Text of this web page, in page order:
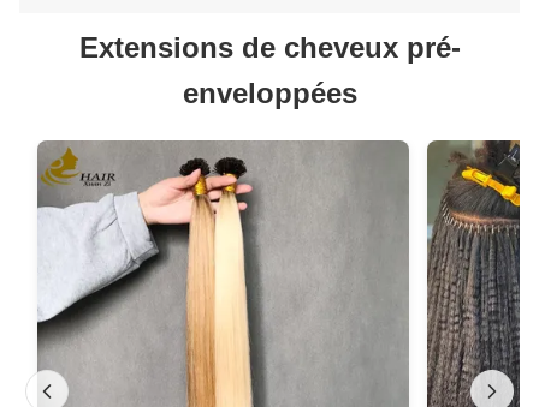
Extensions de cheveux pré-
enveloppées